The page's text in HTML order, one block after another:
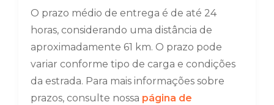
O prazo médio de entrega é de até 24
horas, considerando uma distância de
aproximadamente 61 km. O prazo pode
variar conforme tipo de carga e condições
da estrada. Para mais informações sobre
prazos, consulte nossa página de